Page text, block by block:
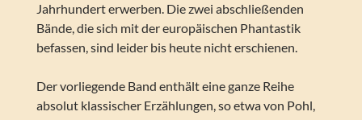
Jahrhundert erwerben. Die zwei abschließenden
Bände, die sich mit der europäischen Phantastik
befassen, sind leider bis heute nicht erschienen.
Der vorliegende Band enthält eine ganze Reihe
absolut klassischer Erzählungen, so etwa von Pohl,